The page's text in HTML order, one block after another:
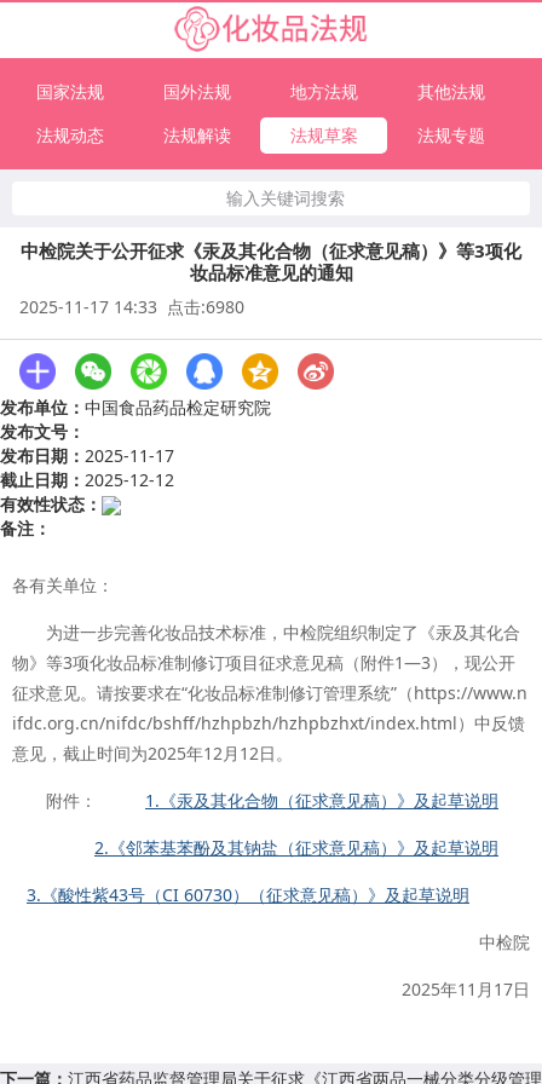
国家法规 国外法规 地方法规
其他法规
法规动态
法规解读 法规草案 法规专题
输入关键词搜索
中检院关于公开征求《汞及其化合物（征求意见稿）》等3项化
妆品标准意见的通知
2025-11-17 14:33 点击:6980
发布单位： 中国食品药品检定研究院
发布文号：
发布日期： 2025-11-17
截止日期： 2025-12-12
有效性状态：
备注：
各有关单位：
为进一步完善化妆品技术标准，中检院组织制定了《汞及其化合
物》等3项化妆品标准制修订项目征求意见稿（附件1—3），现公开
征求意见。请按要求在“化妆品标准制修订管理系统”（https://www.n
ifdc.org.cn/nifdc/bshff/hzhpbzh/hzhpbzhxt/index.html）中反馈
意见，截止时间为2025年12月12日。
附件： 1.《汞及其化合物（征求意见稿）》及起草说明
2.《邻苯基苯酚及其钠盐（征求意见稿）》及起草说明
3.《酸性紫43号（CI 60730）（征求意见稿）》及起草说明
中检院
2025年11月17日
下一篇： 江西省药品监督管理局关于征求《江西省两品一械分类分级管理